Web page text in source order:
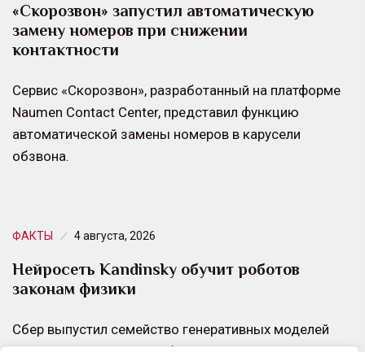
«Скорозвон» запустил автоматическую
замену номеров при снижении
контактности
Сервис «Скорозвон», разработанный на платформе
Naumen Contact Center, представил функцию
автоматической замены номеров в карусели
обзвона.
ФАКТЫ 4 августа, 2026
Нейросеть Kandinsky обучит роботов
законам физики
Сбер выпустил семейство генеративных моделей